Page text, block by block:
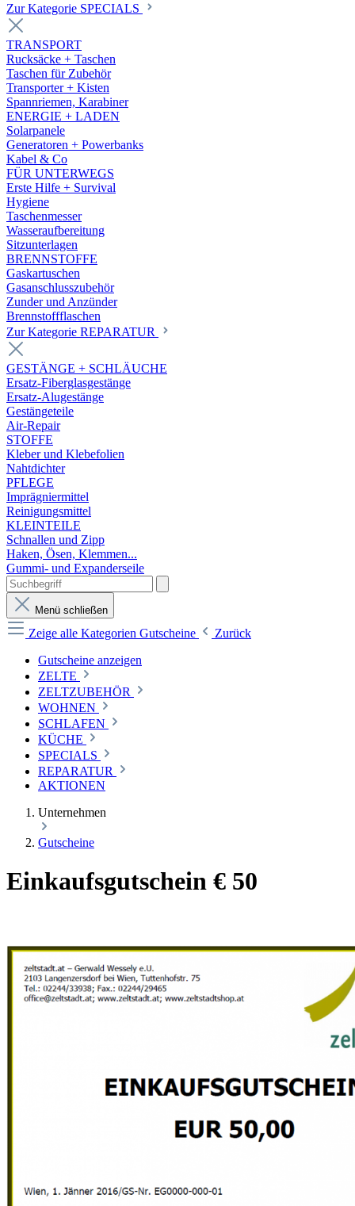
Zur Kategorie SPECIALS
TRANSPORT
Rucksäcke + Taschen
Taschen für Zubehör
Transporter + Kisten
Spannriemen, Karabiner
ENERGIE + LADEN
Solarpanele
Generatoren + Powerbanks
Kabel & Co
FÜR UNTERWEGS
Erste Hilfe + Survival
Hygiene
Taschenmesser
Wasseraufbereitung
Sitzunterlagen
BRENNSTOFFE
Gaskartuschen
Gasanschlusszubehör
Zunder und Anzünder
Brennstoffflaschen
Zur Kategorie REPARATUR
GESTÄNGE + SCHLÄUCHE
Ersatz-Fiberglasgestänge
Ersatz-Alugestänge
Gestängeteile
Air-Repair
STOFFE
Kleber und Klebefolien
Nahtdichter
PFLEGE
Imprägniermittel
Reinigungsmittel
KLEINTEILE
Schnallen und Zipp
Haken, Ösen, Klemmen...
Gummi- und Expanderseile
Menü schließen
Zeige alle Kategorien Gutscheine
Zurück
Gutscheine anzeigen
ZELTE
ZELTZUBEHÖR
WOHNEN
SCHLAFEN
KÜCHE
SPECIALS
REPARATUR
AKTIONEN
Unternehmen
Gutscheine
Einkaufsgutschein € 50